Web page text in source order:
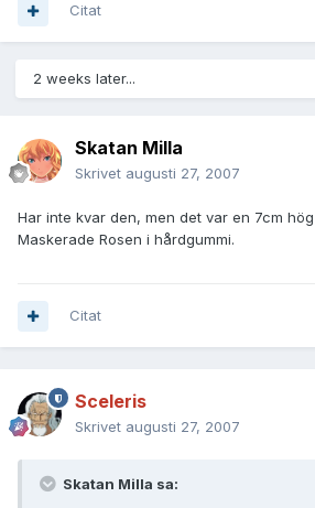
Citat
2 weeks later...
Skatan Milla
Skrivet augusti 27, 2007
Har inte kvar den, men det var en 7cm
Maskerade Rosen i hårdgummi.
Citat
Sceleris
Skrivet augusti 27, 2007
Skatan Milla sa: